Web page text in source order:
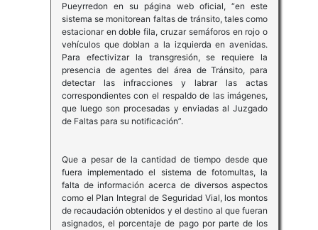
Pueyrredon en su página web oficial, “en este
sistema se monitorean faltas de tránsito, tales como
estacionar en doble fila, cruzar semáforos en rojo o
vehículos que doblan a la izquierda en avenidas.
Para efectivizar la transgresión, se requiere la
presencia de agentes del área de Tránsito, para
detectar las infracciones y labrar las actas
correspondientes con el respaldo de las imágenes,
que luego son procesadas y enviadas al Juzgado
de Faltas para su notificación”.
Que a pesar de la cantidad de tiempo desde que
fuera implementado el sistema de fotomultas, la
falta de información acerca de diversos aspectos
como el Plan Integral de Seguridad Vial, los montos
de recaudación obtenidos y el destino al que fueran
asignados, el porcentaje de pago por parte de los